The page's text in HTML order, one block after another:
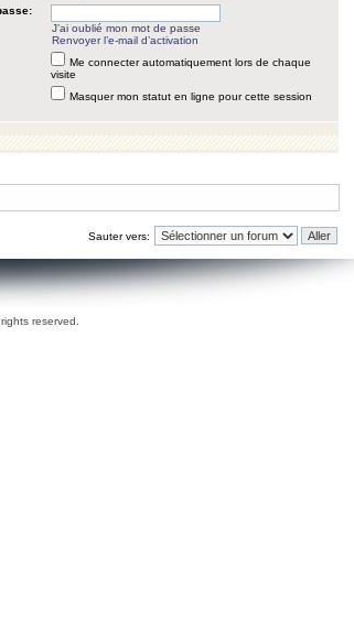
J’ai oublié mon mot de passe
Renvoyer l’e-mail d’activation
Me connecter automatiquement lors de chaque
visite
Masquer mon statut en ligne pour cette session
Sauter vers:
reserved.